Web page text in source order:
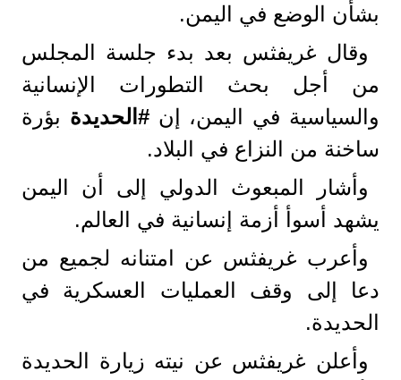
بشأن الوضع في اليمن.
وقال غريفثس بعد بدء جلسة المجلس
من أجل بحث التطورات الإنسانية
والسياسية في اليمن، إن#الحديدة بؤرة
ساخنة من النزاع في البلاد.
وأشار المبعوث الدولي إلى أن اليمن
يشهد أسوأ أزمة إنسانية في العالم.
وأعرب غريفثس عن امتنانه لجميع من
دعا إلى وقف العمليات العسكرية في
الحديدة.
وأعلن غريفثس عن نيته زيارة الحديدة